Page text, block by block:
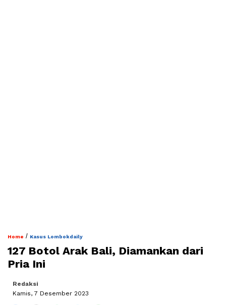
Home / Kasus Lombokdaily
127 Botol Arak Bali, Diamankan dari
Pria Ini
Redaksi
Kamis, 7 Desember 2023